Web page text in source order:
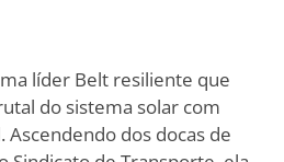
líder Belt resiliente que
do sistema solar com
Ascendendo dos docas de